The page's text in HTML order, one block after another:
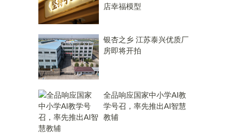
店幸福模型
银杏之乡 江苏泰兴优质厂
房即将开拍
全品响应国家中小学AI教
学号召，率先推出AI智慧
教辅